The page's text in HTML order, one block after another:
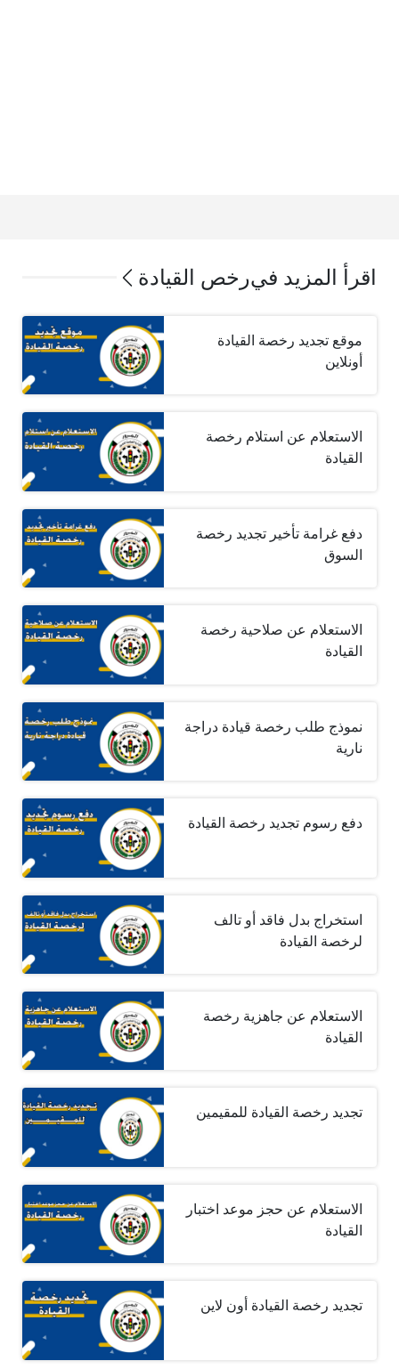
اقرأ المزيد فيرخص القيادة
موقع تجديد رخصة القيادة
أونلاين
الاستعلام عن استلام رخصة
القيادة
دفع غرامة تأخير تجديد رخصة
السوق
الاستعلام عن صلاحية رخصة
القيادة
نموذج طلب رخصة قيادة دراجة
نارية
دفع رسوم تجديد رخصة القيادة
استخراج بدل فاقد أو تالف
لرخصة القيادة
الاستعلام عن جاهزية رخصة
القيادة
تجديد رخصة القيادة للمقيمين
الاستعلام عن حجز موعد اختبار
القيادة
تجديد رخصة القيادة أون لاين